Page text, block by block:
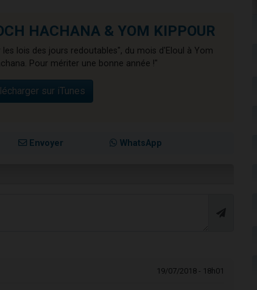
HACHANA & YOM KIPPOUR
lois des jours redoutables", du mois d'Eloul à Yom
Pour mériter une bonne année !"
sur iTunes
Envoyer WhatsApp
19/07/2018 - 18h01